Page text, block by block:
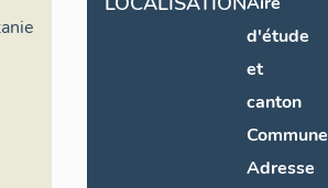
d'étude
et
canton
Commune
Adresse